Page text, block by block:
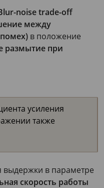
noise trade-off
между
в положение
размытие при
усиления
также
в параметре
скорость работы